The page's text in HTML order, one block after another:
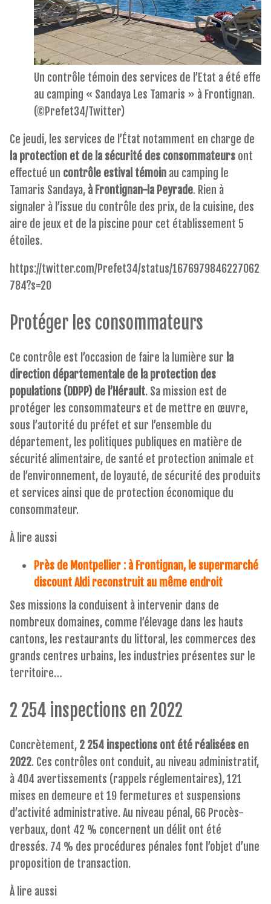
Un contrôle témoin des services de l’Etat a été
au camping « Sandaya Les Tamaris » à Frontignan.
(©Prefet34/Twitter)
Ce jeudi, les services de l’État notamment en charge de
la protection et de la sécurité des consommateurs ont
effectué un contrôle estival témoin au camping le
Tamaris Sandaya, à Frontignan-la Peyrade. Rien à
signaler à l’issue du contrôle des prix, de la cuisine, des
aire de jeux et de la piscine pour cet établissement 5
étoiles.
https://twitter.com/Prefet34/status/1676979846227062
784?s=20
Protéger les consommateurs
Ce contrôle est l’occasion de faire la lumière sur la
direction départementale de la protection des
populations (DDPP) de l’Hérault. Sa mission est de
protéger les consommateurs et de mettre en œuvre,
sous l’autorité du préfet et sur l’ensemble du
département, les politiques publiques en matière de
sécurité alimentaire, de santé et protection animale et
de l’environnement, de loyauté, de sécurité des produits
et services ainsi que de protection économique du
consommateur.
À lire aussi
Près de Montpellier : à Frontignan, le supermarché
discount Aldi reconstruit au même endroit
Ses missions la conduisent à intervenir dans de
nombreux domaines, comme l’élevage dans les hauts
cantons, les restaurants du littoral, les commerces des
grands centres urbains, les industries présentes sur le
territoire…
2 254 inspections en 2022
Concrètement, 2 254 inspections ont été réalisées en
2022. Ces contrôles ont conduit, au niveau administratif,
à 404 avertissements (rappels réglementaires), 121
mises en demeure et 19 fermetures et suspensions
d’activité administrative. Au niveau pénal, 66 Procès-
verbaux, dont 42 % concernent un délit ont été
dressés. 74 % des procédures pénales font l’objet d’une
proposition de transaction.
À lire aussi